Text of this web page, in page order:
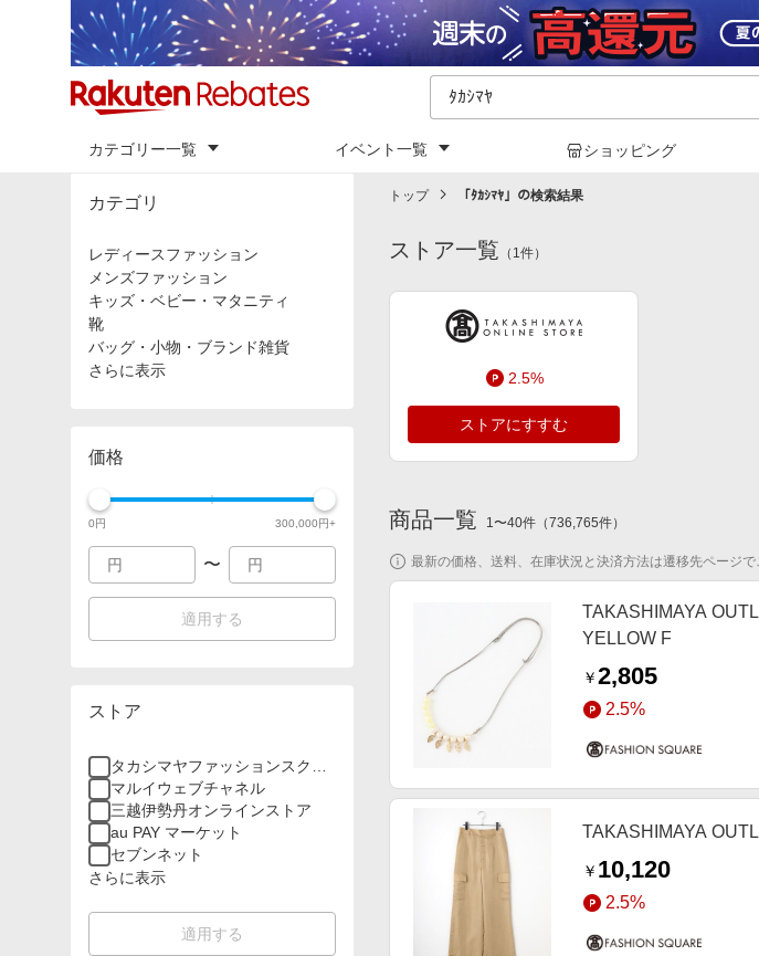
カテゴリー一覧 イベント一覧 ショッピング
カテゴリ
レディースファッション
メンズファッション
キッズ・ベビー・マタニティ
靴
バッグ・小物・ブランド雑貨
さらに表示
価格
0円 300,000円+
〜
適用する
ストア
タカシマヤファッションスクエ
ア
マルイウェブチャネル
三越伊勢丹オンラインストア
au PAY マーケット
セブンネット
さらに表示
適用する
トップ 「 ﾀｶｼﾏﾔ」の検索結果
ストア一覧 （ 1件）
2.5%
ストアにすすむ
商品一覧 1〜40件 （736,765件）
最新の価格、送料、在庫状況と決済方法は遷移先ページで
TAKASHIMAYA
YELLOW F
￥2,805
2.5%
TAKASHIMAYA
￥ 10,120
2.5%